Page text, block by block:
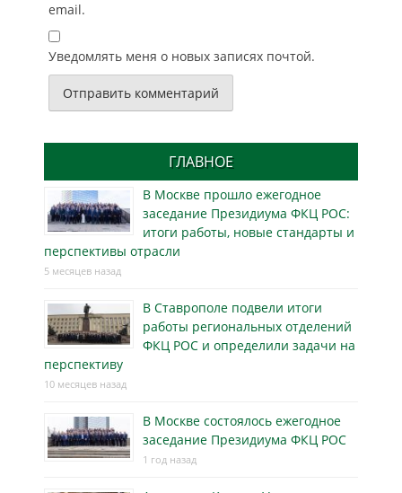
email.
Уведомлять меня о новых записях почтой.
ГЛАВНОЕ
В Москве прошло ежегодное
заседание Президиума ФКЦ РОС:
итоги работы, новые стандарты и
перспективы отрасли
5 месяцев назад
В Ставрополе подвели итоги
работы региональных отделений
ФКЦ РОС и определили задачи на
перспективу
10 месяцев назад
В Москве состоялось ежегодное
заседание Президиума ФКЦ РОС
1 год назад